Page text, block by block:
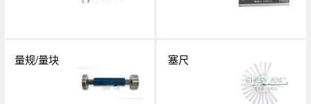
量规/量块 塞尺